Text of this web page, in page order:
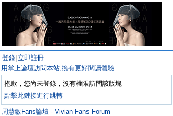
登錄 立即註冊
用掌上論壇訪問本站,擁有更好閱讀體驗
抱歉，您尚未登錄，沒有權限訪問該版塊
點擊此鏈接進行跳轉
周慧敏Fans論壇 - Vivian Fans Forum